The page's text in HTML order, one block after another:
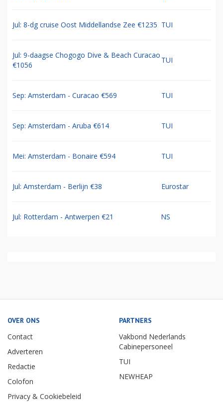
Jul: 8-dg cruise Oost Middellandse Zee €1235 TUI
Jul: 9-daagse Chogogo Dive & Beach Curacao
€1056
TUI
Sep: Amsterdam - Curacao €569 TUI
Sep: Amsterdam - Aruba €614 TUI
Mei: Amsterdam - Bonaire €594 TUI
Jul: Amsterdam - Berlijn €38 Eurostar
Jul: Rotterdam - Antwerpen €21 NS
OVER ONS
Contact
Adverteren
Redactie
Colofon
Privacy & Cookiebeleid
PARTNERS
Vakbond Nederlands
Cabinepersoneel
TUI
NEWHEAP